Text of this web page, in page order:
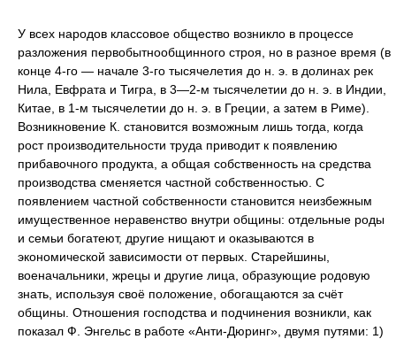
У всех народов классовое общество возникло в процессе
разложения первобытнообщинного строя, но в разное время (в
конце 4-го — начале 3-го тысячелетия до н. э. в долинах рек
Нила, Евфрата и Тигра, в 3—2-м тысячелетии до н. э. в Индии,
Китае, в 1-м тысячелетии до н. э. в Греции, а затем в Риме).
Возникновение К. становится возможным лишь тогда, когда
рост производительности труда приводит к появлению
прибавочного продукта, а общая собственность на средства
производства сменяется частной собственностью. С
появлением частной собственности становится неизбежным
имущественное неравенство внутри общины: отдельные роды
и семьи богатеют, другие нищают и оказываются в
экономической зависимости от первых. Старейшины,
военачальники, жрецы и другие лица, образующие родовую
знать, используя своё положение, обогащаются за счёт
общины. Отношения господства и подчинения возникли, как
показал Ф. Энгельс в работе «Анти-Дюринг», двумя путями: 1)